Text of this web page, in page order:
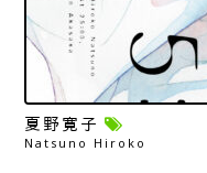
夏野寛子
Natsuno Hiroko